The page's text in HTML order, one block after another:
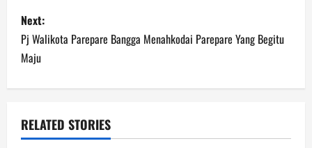
Next:
Pj Walikota Parepare Bangga Menahkodai Parepare Yang Begitu
Maju
RELATED STORIES